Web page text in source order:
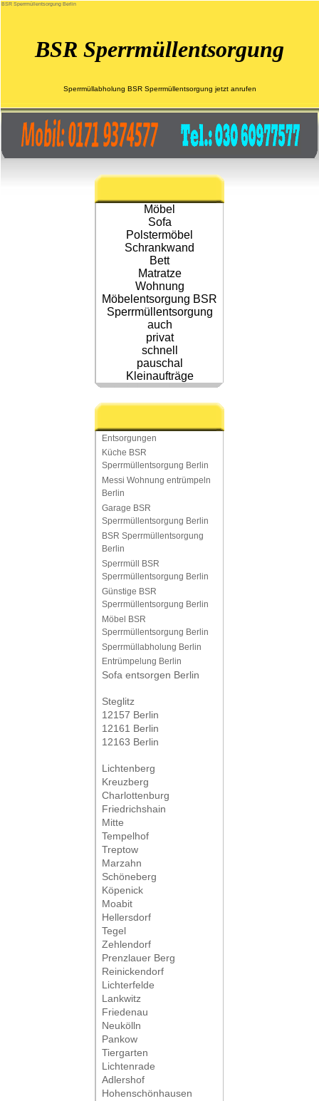
BSR Sperrmüllentsorgung Berlin
BSR Sperrmüllentsorgung
Sperrmüllabholung BSR Sperrmüllentsorgung jetzt anrufen
Möbel
Sofa
Polstermöbel
Schrankwand
Bett
Matratze
Wohnung
Möbelentsorgung BSR
Sperrmüllentsorgung
auch
privat
schnell
pauschal
Kleinaufträge
Entsorgungen
Küche BSR
Sperrmüllentsorgung Berlin
Messi Wohnung entrümpeln
Berlin
Garage BSR
Sperrmüllentsorgung Berlin
BSR Sperrmüllentsorgung
Berlin
Sperrmüll BSR
Sperrmüllentsorgung Berlin
Günstige BSR
Sperrmüllentsorgung Berlin
Möbel BSR
Sperrmüllentsorgung Berlin
Sperrmüllabholung Berlin
Entrümpelung Berlin
Sofa entsorgen Berlin
Steglitz
12157 Berlin
12161 Berlin
12163 Berlin
Lichtenberg
Kreuzberg
Charlottenburg
Friedrichshain
Mitte
Tempelhof
Treptow
Marzahn
Schöneberg
Köpenick
Moabit
Hellersdorf
Tegel
Zehlendorf
Prenzlauer Berg
Reinickendorf
Lichterfelde
Lankwitz
Friedenau
Neukölln
Pankow
Tiergarten
Lichtenrade
Adlershof
Hohenschönhausen